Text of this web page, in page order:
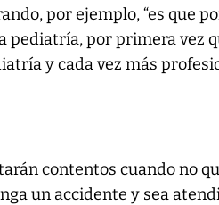
por ejemplo, “es que
pediatría, por primera vez
y cada vez más
contentos cuando no
un accidente y sea